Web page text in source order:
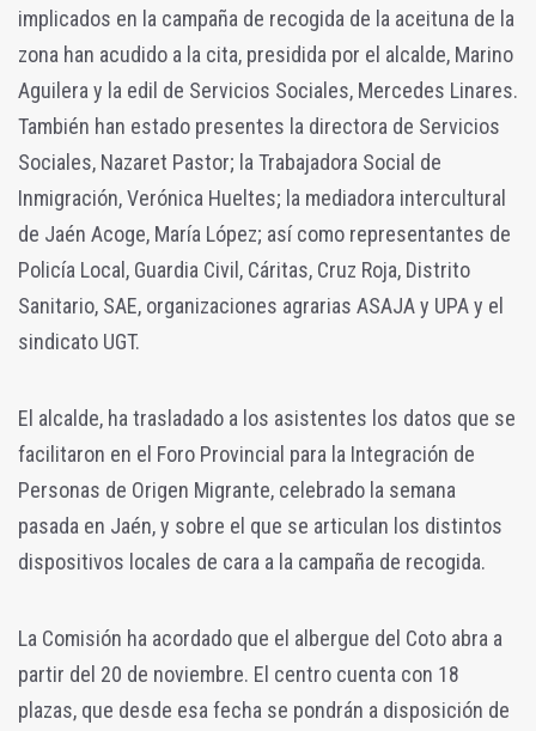
implicados en la campaña de recogida de la aceituna de la
zona han acudido a la cita, presidida por el alcalde, Marino
Aguilera y la edil de Servicios Sociales, Mercedes Linares.
También han estado presentes la directora de Servicios
Sociales, Nazaret Pastor; la Trabajadora Social de
Inmigración, Verónica Hueltes; la mediadora intercultural
de Jaén Acoge, María López; así como representantes de
Policía Local, Guardia Civil, Cáritas, Cruz Roja, Distrito
Sanitario, SAE, organizaciones agrarias ASAJA y UPA y el
sindicato UGT.
El alcalde, ha trasladado a los asistentes los datos que se
facilitaron en el Foro Provincial para la Integración de
Personas de Origen Migrante, celebrado la semana
pasada en Jaén, y sobre el que se articulan los distintos
dispositivos locales de cara a la campaña de recogida.
La Comisión ha acordado que el albergue del Coto abra a
partir del 20 de noviembre. El centro cuenta con 18
plazas, que desde esa fecha se pondrán a disposición de